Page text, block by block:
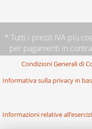
* Tutti i prezzi IVA più
per pagamenti in
Condizioni Generali di
Informativa sulla privacy in
Informazioni relative